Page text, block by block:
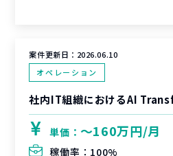
案件更新日： 2026.06.10
オペレーション
社内IT組織におけるAI
単価： 〜160万円/月
稼働率： 100%